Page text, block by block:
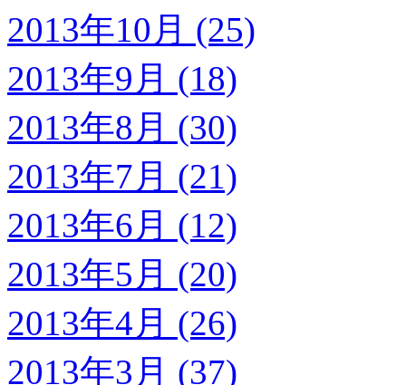
2013年10月 (25)
2013年9月 (18)
2013年8月 (30)
2013年7月 (21)
2013年6月 (12)
2013年5月 (20)
2013年4月 (26)
2013年3月 (37)